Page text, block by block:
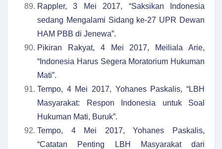
Rappler, 3 Mei 2017, “Saksikan Indonesia
sedang Mengalami Sidang ke-27 UPR Dewan
HAM PBB di Jenewa”.
Pikiran Rakyat, 4 Mei 2017, Meiliala Arie,
“Indonesia Harus Segera Moratorium Hukuman
Mati”.
Tempo, 4 Mei 2017, Yohanes Paskalis, “LBH
Masyarakat: Respon Indonesia untuk Soal
Hukuman Mati, Buruk”.
Tempo, 4 Mei 2017, Yohanes Paskalis,
“Catatan Penting LBH Masyarakat dari